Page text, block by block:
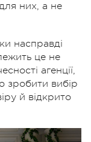
них, а не
насправді
це не
агенції,
зробити вибір
й відкрито